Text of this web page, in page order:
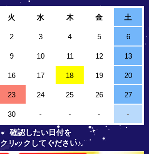
火 水 木 金 土
2 3 4 5 6
9 10 11 12 13
16 17 18 19 20
23 24 25 26 27
30 - - - -
確認したい日付を
クリックしてください♪